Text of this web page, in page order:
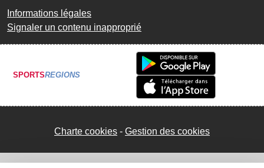
Informations légales
Signaler un contenu inapproprié
SPORTSREGIONS
Charte cookies Gestion des cookies